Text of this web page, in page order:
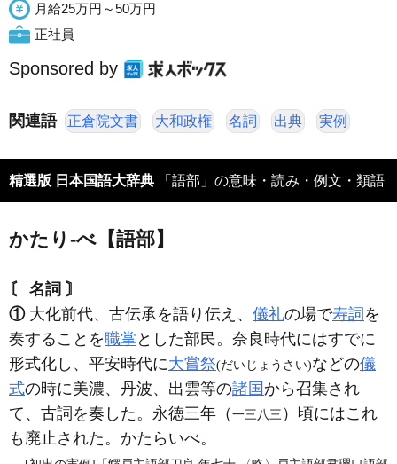
月給25万円～50万円
正社員
Sponsored by
関連語 正倉院文書 大和政権 名詞 出典 実例
精選版 日本国語大辞典 「語部」の意味・読み・例文・類語
かたり‐べ【語部】
〘 名詞 〙
①大化前代、古伝承を語り伝え、 儀礼の場で寿詞 を
奏することを職掌 とした部民。奈良時代にはすでに
形式化し、平安時代に大嘗祭(だいじょうさい)などの儀
式の時に美濃、丹波、出雲等の諸国から召集され
て、古詞を奏した。永徳三年（一三八三 ）頃にはこれ
も廃止された。かたらいべ。